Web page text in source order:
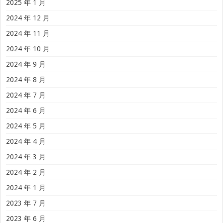
2025 年 1 月
2024 年 12 月
2024 年 11 月
2024 年 10 月
2024 年 9 月
2024 年 8 月
2024 年 7 月
2024 年 6 月
2024 年 5 月
2024 年 4 月
2024 年 3 月
2024 年 2 月
2024 年 1 月
2023 年 7 月
2023 年 6 月